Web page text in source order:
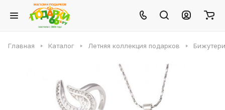
Главная Каталог Летняя коллекция подарков